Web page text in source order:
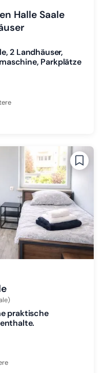
Halle Saale
2 Landhäuser,
Parkplätze
1 wechseln
2 wechseln
3 wechseln
praktische